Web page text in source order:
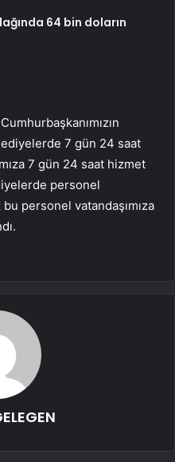
64 bin doların
7 gün 24 saat
7 gün 24 saat hizmet
personel
personel vatandaşımıza